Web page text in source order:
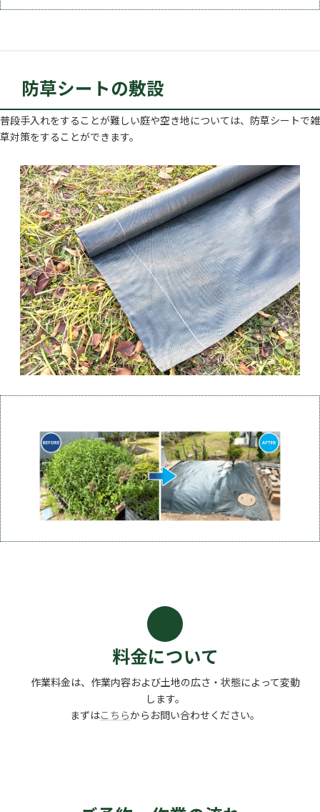
防草シートの敷設
普段手入れをすることが難しい庭や空き地については、防草シートで雑
草対策をすることができます。
料金について
作業料金は、作業内容および土地の広さ・状態によって変動
します。
まずはこちらからお問い合わせください。